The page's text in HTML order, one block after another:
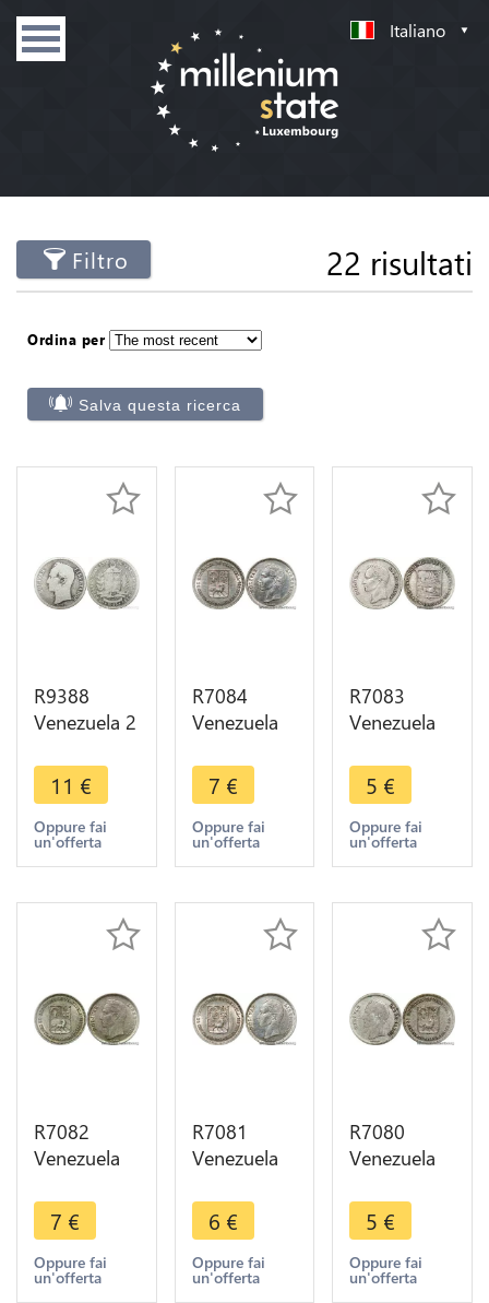
Italiano
Filtro 22 risultati
Ordina per
Salva questa ricerca
R9388
Venezuela 2
Libertador
1945 P
Philadelphia
Silver ->
11 €
Oppure fai
un'offerta
R7084
Venezuela
Centimos
1954 Silver
AU -> Make
offer
7 €
Oppure fai
un'offerta
R7083
Venezuela
25
Centimos
1945
Philadelphia
Make offer
5 €
Oppure fai
un'offerta
R7082
Venezuela
Centimos
1954 Silver
AU -> Make
offer
7 €
Oppure fai
un'offerta
R7081
Venezuela
Centimos
1954 Silver
AU -> Make
offer
6 €
Oppure fai
un'offerta
R7080
Venezuela
Centimos
1954 Silver
-> Make
offer
5 €
Oppure fai
un'offerta